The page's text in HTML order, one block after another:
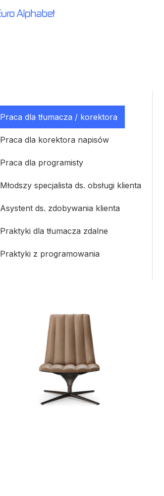
Praca dla tłumacza / korektora
Praca dla korektora napisów
Praca dla programisty
Młodszy specjalista ds. obsługi klienta
Asystent ds. zdobywania klienta
Praktyki dla tłumacza zdalne
Praktyki z programowania